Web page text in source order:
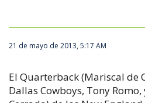
21 de mayo de 2013, 5:17 AM
El Quarterback (Mariscal de
Dallas Cowboys, Tony